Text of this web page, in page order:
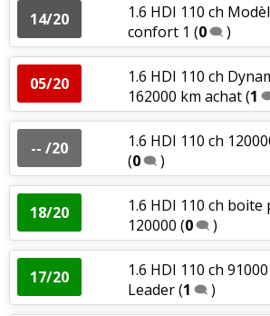
14/20
1.6 HDI 110 ch
confort 1 (0 )
05/20
1.6 HDI 110 ch
162000 km achat(1
-- /20
1.6 HDI 110 ch
(0 )
18/20
1.6 HDI 110 ch
120000 (0 )
17/20
1.6 HDI 110 ch
Leader(1 )